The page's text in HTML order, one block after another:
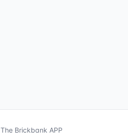
The Brickbank APP